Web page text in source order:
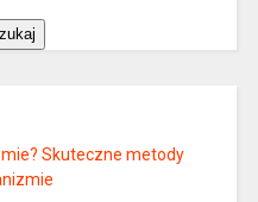
Skuteczne metody